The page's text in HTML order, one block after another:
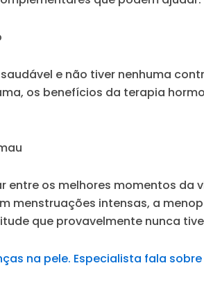
saudável e não tiver nenhuma
os benefícios da terapia
entre os melhores momentos da
menstruações intensas, a
que provavelmente nunca
na pele. Especialista fala